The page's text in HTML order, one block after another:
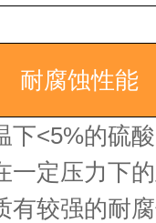
耐腐蚀性能
下<5%的硫
一定压力下
有较强的耐